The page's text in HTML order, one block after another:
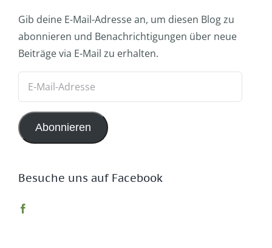
Gib deine E-Mail-Adresse an, um diesen Blog zu
abonnieren und Benachrichtigungen über neue
Beiträge via E-Mail zu erhalten.
Adresse
Abonnieren
Besuche uns auf Facebook